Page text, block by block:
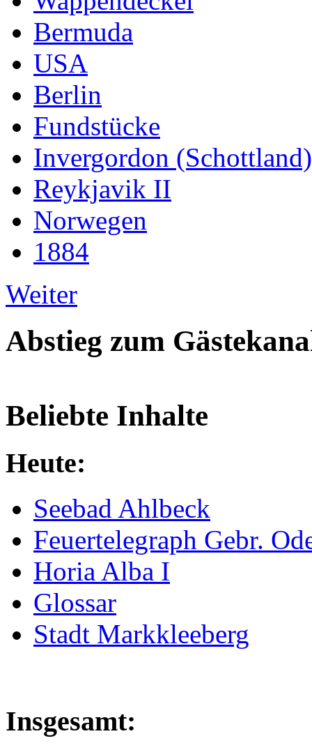
Bermuda
USA
Berlin
Fundstücke
Invergordon (Schottland)
Reykjavik II
Norwegen
1884
Weiter
Abstieg zum
Beliebte Inhalte
Heute:
Seebad Ahlbeck
Feuertelegraph Gebr.
Horia Alba I
Glossar
Stadt Markkleeberg
Insgesamt: